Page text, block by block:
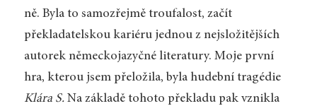
ně. Byla to samozřejmě troufalost, začít
překladatelskou kariéru jednou z nejsložitějších
autorek německojazyčné literatury. Moje první
hra, kterou jsem přeložila, byla hudební tragédie
Klára S.Na základě tohoto překladu pak vznikla